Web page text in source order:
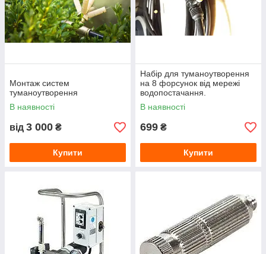
Монтаж систем
туманоутворення
В наявності
від 3 000 ₴
Купити
Набір для туманоутворення
на 8 форсунок від мережі
водопостачання.
В наявності
699 ₴
Купити